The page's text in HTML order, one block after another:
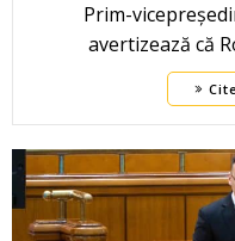
Prim-
avertizează că